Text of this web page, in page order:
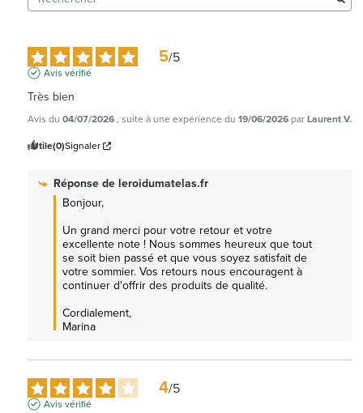
5/5
Avis vérifié
Très bien
Avis du 04/07/2026, suite à une expérience du 19/06/2026 parLaurent V.
Utile(0)Signaler
Réponse deleroidumatelas.fr
Bonjour,
Un grand merci pour votre retour et votre
excellente note ! Nous sommes heureux que tout
se soit bien passé et que vous soyez satisfait de
votre sommier. Vos retours nous encouragent à
continuer d'offrir des produits de qualité.
Cordialement,
Marina
4/5
Avis vérifié